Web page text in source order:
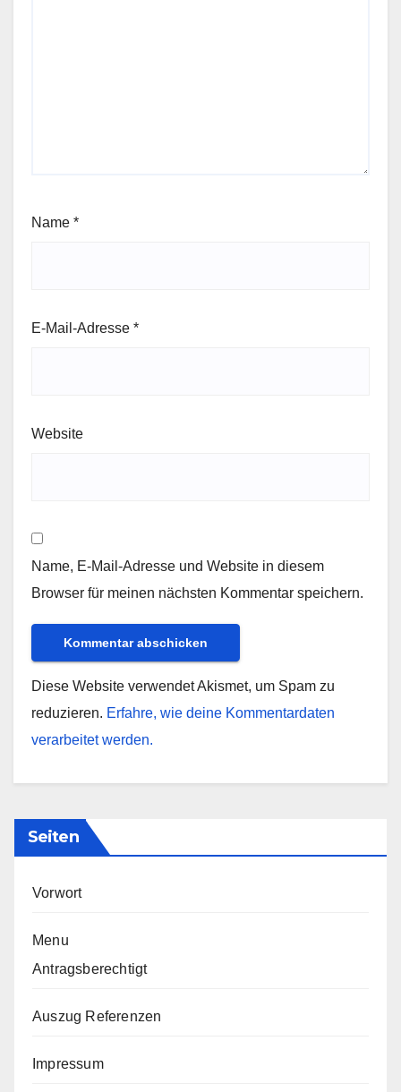
Name *
E-Mail-Adresse *
Website
Name, E-Mail-Adresse und Website in diesem
Browser für meinen nächsten Kommentar speichern.
Diese Website verwendet Akismet, um Spam zu
reduzieren. Erfahre, wie deine Kommentardaten
verarbeitet werden.
Seiten
Vorwort
Menu
Antragsberechtigt
Auszug Referenzen
Impressum